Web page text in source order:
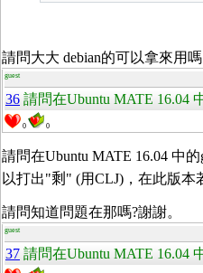
請問大大 debian的可以拿來用嗎
guest
36 請問在Ubuntu MATE 16.04
0 0
請問在Ubuntu MATE 16.04 中
以打出"剩 " (用CLJ)，在此版本
請問知道問題在那嗎?謝謝。
guest
37 請問在Ubuntu MATE 16.04